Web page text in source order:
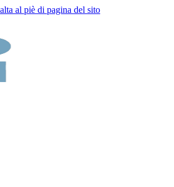
al piè di pagina del sito